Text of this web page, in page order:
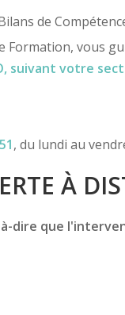
de
Formation, vous
, suivant votre
, du lundi au
À
que